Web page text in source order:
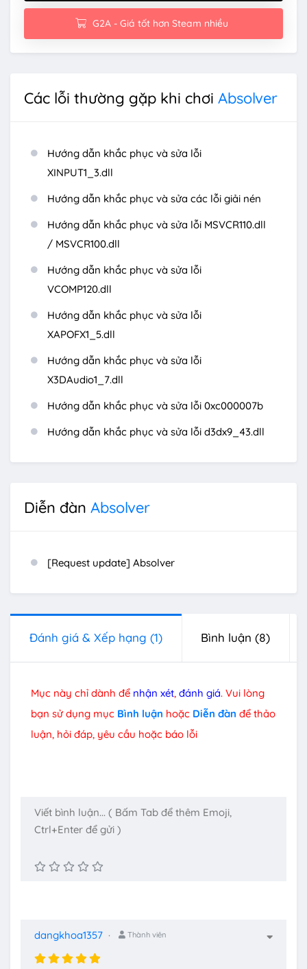
G2A - Giá tốt hơn Steam nhiều
Các lỗi thường gặp khi chơi Absolver
Hướng dẫn khắc phục và sửa lỗi
XINPUT1_3.dll
Hướng dẫn khắc phục và sửa các lỗi giải nén
Hướng dẫn khắc phục và sửa lỗi MSVCR110.dll
/ MSVCR100.dll
Hướng dẫn khắc phục và sửa lỗi
VCOMP120.dll
Hướng dẫn khắc phục và sửa lỗi
XAPOFX1_5.dll
Hướng dẫn khắc phục và sửa lỗi
X3DAudio1_7.dll
Hướng dẫn khắc phục và sửa lỗi 0xc000007b
Hướng dẫn khắc phục và sửa lỗi d3dx9_43.dll
Diễn đàn Absolver
[Request update] Absolver
Đánh giá & Xếp hạng (1) Bình luận (8)
Mục này chỉ dành để nhận xét, đánh giá. Vui lòng
bạn sử dụng mục Bình luận hoặc Diễn đàn để thảo
luận, hỏi đáp, yêu cầu hoặc báo lỗi
dangkhoa1357 Thành viên